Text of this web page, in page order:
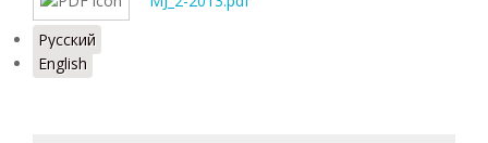
Русский
English